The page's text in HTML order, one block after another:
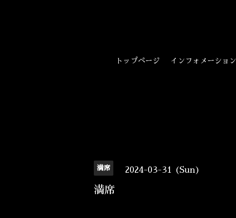
トップページ インフォメーション
満席 2024-03-31 (Sun)
満席